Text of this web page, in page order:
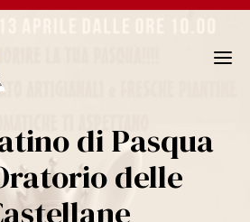
N
di Pasqua
delle